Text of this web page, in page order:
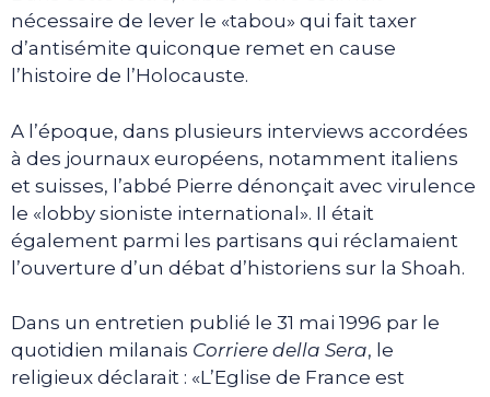
nécessaire de lever le «tabou» qui fait taxer
d’antisémite quiconque remet en cause
l’histoire de l’Holocauste.
A l’époque, dans plusieurs interviews accordées
à des journaux européens, notamment italiens
et suisses, l’abbé Pierre dénonçait avec virulence
le «lobby sioniste international». Il était
également parmi les partisans qui réclamaient
l’ouverture d’un débat d’historiens sur la Shoah.
Dans un entretien publié le 31 mai 1996 par le
quotidien milanais Corriere della Sera, le
religieux déclarait : «L’Eglise de France est